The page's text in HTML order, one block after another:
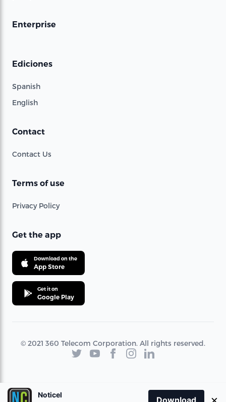
Enterprise
Ediciones
Spanish
English
Contact
Contact Us
Terms of use
Privacy Policy
Get the app
Download on the
App Store
Get it on
Google Play
© 2021 360 Telecom Corporation. All rights reserved.
Noticel
Download